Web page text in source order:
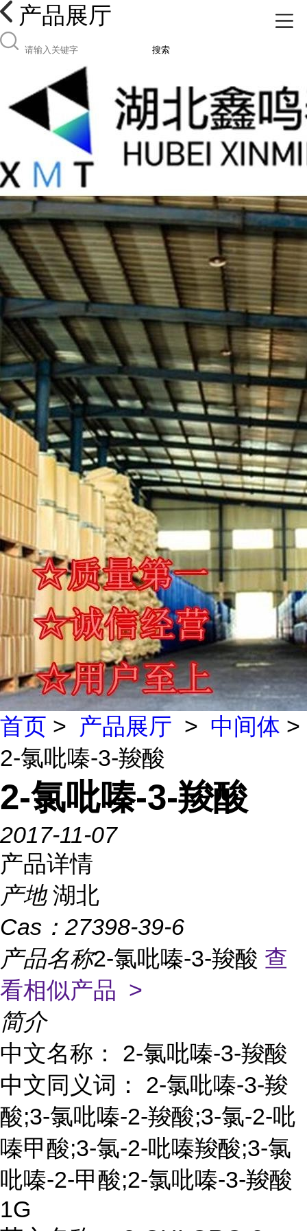
产品展厅
搜索
首页 > 产品展厅 > 中间体 >
2-氯吡嗪-3-羧酸
2-氯吡嗪-3-羧酸
2017-11-07
产品详情
产地 湖北
Cas： 27398-39-6
产品名称2-氯吡嗪-3-羧酸 查
看相似产品 >
简介
中文名称： 2-氯吡嗪-3-羧酸
中文同义词： 2-氯吡嗪-3-羧
酸;3-氯吡嗪-2-羧酸;3-氯-2-吡
嗪甲酸;3-氯-2-吡嗪羧酸;3-氯
吡嗪-2-甲酸;2-氯吡嗪-3-羧酸
1G